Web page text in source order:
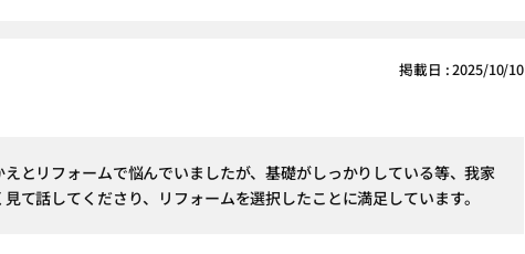
掲載日 : 2025/10/10
えとリフォームで悩んでいましたが、基礎がしっかりしている等、我家
見て話してくださり、リフォームを選択したことに満足しています。